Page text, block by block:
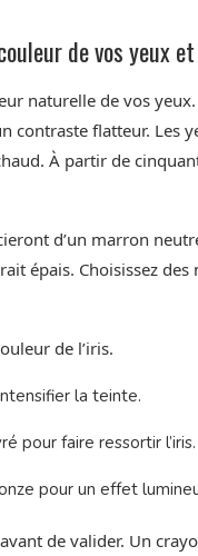
de vos yeux
naturelle de vos
contraste flatteur. Les
À partir de
d’un marron
épais. Choisissez
de l’iris.
la teinte.
pour faire ressortir l’iris.
pour un effet
de valider. Un